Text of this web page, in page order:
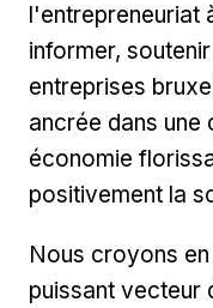
l'entrepreneuriat
informer,
entreprises
ancrée dans une
économie
positivement la
Nous croyons
puissant vecteur